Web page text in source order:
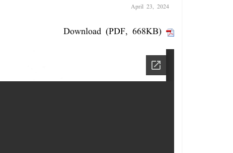
April 23, 2024
Download (PDF, 668KB)